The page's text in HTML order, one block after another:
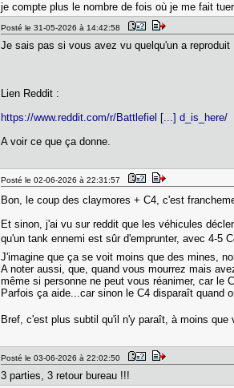
je compte plus le nombre de fois où je me fait
Posté le 31-05-2026 à 14:42:58
Je sais pas si vous avez vu quelqu'un a
Lien Reddit :
https://www.reddit.com/r/Battlefiel [...] d_is_here/
A voir ce que ça donne.
Posté le 02-06-2026 à 22:31:57
Bon, le coup des claymores + C4, c'est
Et sinon, j'ai vu sur reddit que les véhicules
qu'un tank ennemi est sûr d'emprunter, avec 4-5
J'imagine que ça se voit moins que des mines,
A noter aussi, que, quand vous mourrez mais
même si personne ne peut vous réanimer, car le
Parfois ça aide...car sinon le C4 disparaît quand
Bref, c'est plus subtil qu'il n'y paraît, à moins
Posté le 03-06-2026 à 22:02:50
3 parties, 3 retour bureau !!!